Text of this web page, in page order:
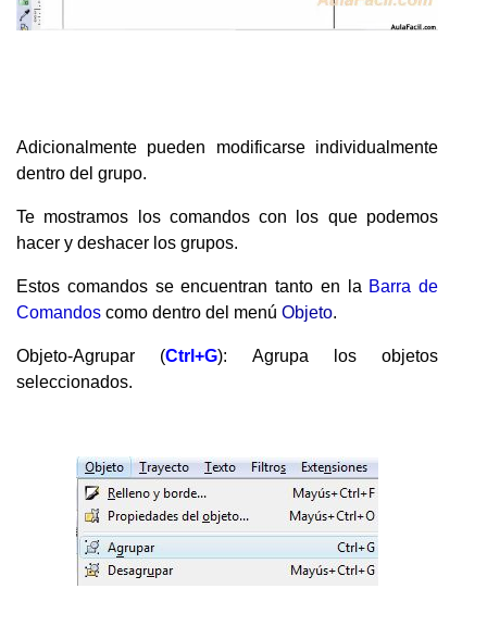
Adicionalmente pueden modificarse individualmente
dentro del grupo.
Te mostramos los comandos con los que podemos
hacer y deshacer los grupos.
Estos comandos se encuentran tanto en la Barra de
Comandos como dentro del menú Objeto.
Objeto-Agrupar (Ctrl+G): Agrupa los objetos
seleccionados.